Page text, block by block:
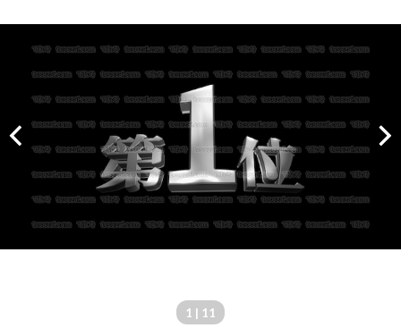
1 | 11